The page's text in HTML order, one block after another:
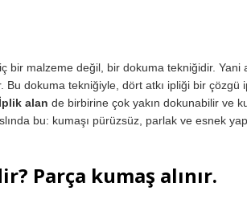
bir malzeme değil, bir dokuma tekniğidir. Yani
dokuma tekniğiyle, dört atkı ipliği bir çözgü
İplik alan de birbirine çok yakın dokunabilir ve
bu: kumaşı pürüzsüz, parlak ve esnek
Parça kumaş alınır.